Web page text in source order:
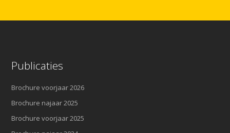
Publicaties
Brochure voorjaar 2026
Brochure najaar 2025
Brochure voorjaar 2025